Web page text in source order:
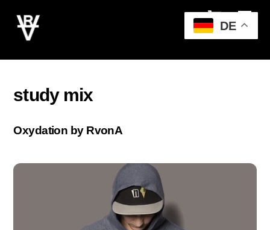
content
Cart
study mix
Oxydation by RvonA
DE